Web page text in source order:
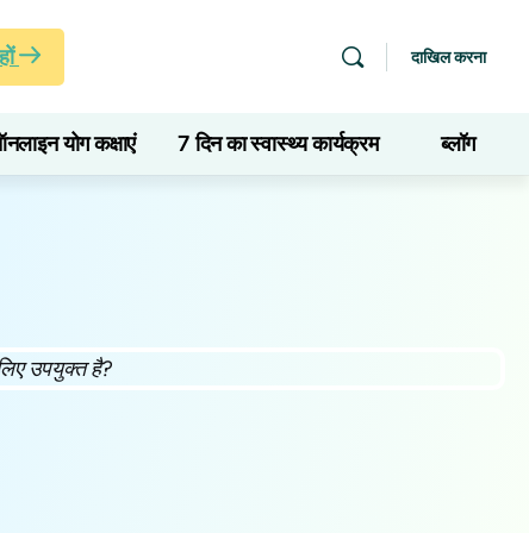
दाखिल करना
योग कक्षाएं 7 दिन का स्वास्थ्य कार्यक्रम ब्लॉग